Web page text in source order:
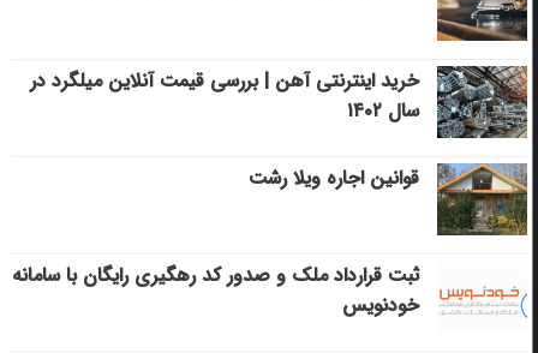
خرید اینترنتی آهن | بررسی قیمت آنلاین میلگرد در
سال ۱۴۰۲
قوانین اجاره ویلا رشت
ثبت قرارداد ملک و صدور کد رهگیری رایگان با سامانه
خودنویس